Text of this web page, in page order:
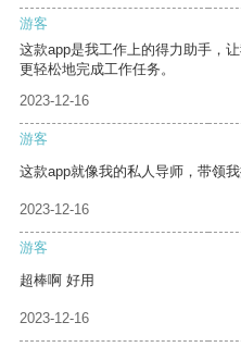
游客
这款app是我工作上的得力助手，
更轻松地完成工作任务。
2023-12-16
游客
这款app就像我的私人导师，带领我
2023-12-16
游客
超棒啊 好用
2023-12-16